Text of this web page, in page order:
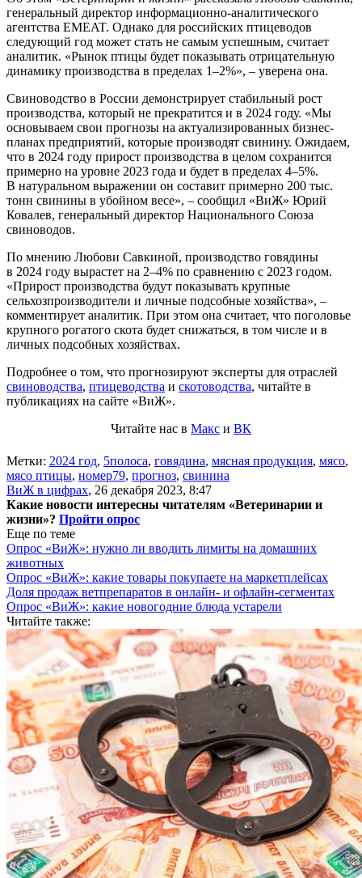
генеральный директор информационно-аналитического
агентства EMEAT. Однако для российских птицеводов
следующий год может стать не самым успешным, считает
аналитик. «Рынок птицы будет показывать отрицательную
динамику производства в пределах 1–2%», – уверена она.
Свиноводство в России демонстрирует стабильный рост
производства, который не прекратится и в 2024 году. «Мы
основываем свои прогнозы на актуализированных бизнес-
планах предприятий, которые производят свинину. Ожидаем,
что в 2024 году прирост производства в целом сохранится
примерно на уровне 2023 года и будет в пределах 4–5%.
В натуральном выражении он составит примерно 200 тыс.
тонн свинины в убойном весе», – сообщил «ВиЖ» Юрий
Ковалев, генеральный директор Национального Союза
свиноводов.
По мнению Любови Савкиной, производство говядины
в 2024 году вырастет на 2–4% по сравнению с 2023 годом.
«Прирост производства будут показывать крупные
сельхозпроизводители и личные подсобные хозяйства», –
комментирует аналитик. При этом она считает, что поголовье
крупного рогатого скота будет снижаться, в том числе и в
личных подсобных хозяйствах.
Подробнее о том, что прогнозируют эксперты для отраслей
свиноводства, птицеводства и скотоводства, читайте в
публикациях на сайте «ВиЖ».
Читайте нас в Макс и ВК
Метки: 2024 год, 5полоса, говядина, мясная продукция, мясо,
мясо птицы, номер79, прогноз, свинина
ВиЖ в цифрах, 26 декабря 2023, 8:47
Какие новости интересны читателям «Ветеринарии и
жизни»? Пройти опрос
Еще по теме
Опрос «ВиЖ»: нужно ли вводить лимиты на домашних
животных
Опрос «ВиЖ»: какие товары покупаете на маркетплейсах
Доля продаж ветпрепаратов в онлайн- и офлайн-сегментах
Опрос «ВиЖ»: какие новогодние блюда устарели
Читайте также: